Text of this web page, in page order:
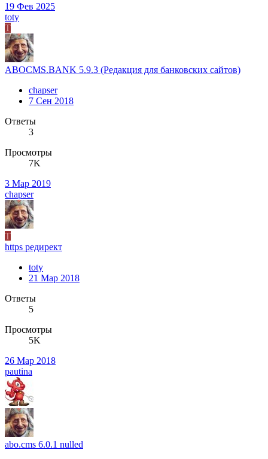
19 Фев 2025
toty
T
ABOCMS.BANK 5.9.3 (Редакция для банковских сайтов)
chapser
7 Сен 2018
Ответы
3
Просмотры
7K
3 Мар 2019
chapser
T
https редирект
toty
21 Мар 2018
Ответы
5
Просмотры
5K
26 Мар 2018
pautina
abo.cms 6.0.1 nulled